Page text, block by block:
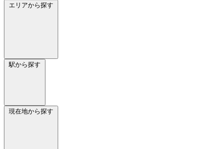
エリアから探す
駅から探す
現在地から探す